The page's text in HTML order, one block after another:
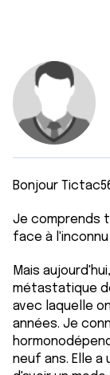
Bonjour
Je comprends
face à
Mais
métastatique
avec laquelle
années. Je
neuf ans. Elle a